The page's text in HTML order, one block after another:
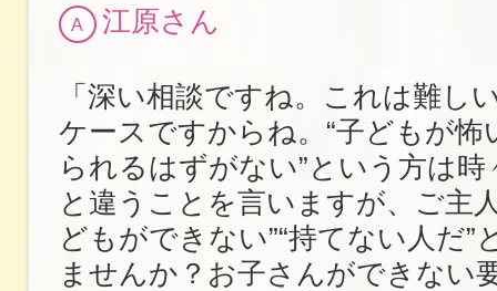
A 江原さん
「深い相談ですね。これは難し
ケースですからね。“子どもが怖
られるはずがない”という方は
と違うことを言いますが、ご主
どもができない”“持てない人だ”
ませんか？お子さんができない